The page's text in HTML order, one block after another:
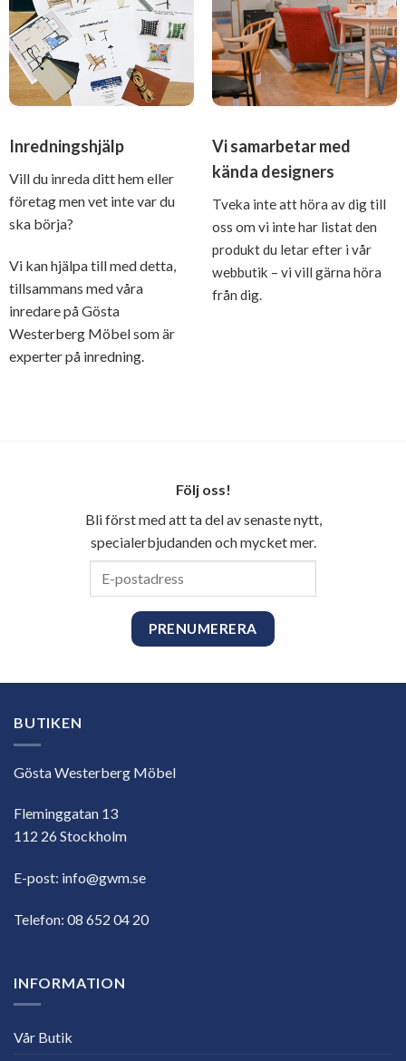
Inredningshjälp
Vill du inreda ditt hem eller
företag men vet inte var du
ska börja?
Vi kan hjälpa till med detta,
tillsammans med våra
inredare på Gösta
Westerberg Möbel som är
experter på inredning.
Vi samarbetar med
kända designers
Tveka inte att höra av dig till
oss om vi inte har listat den
produkt du letar efter i vår
webbutik – vi vill gärna höra
från dig.
Följ oss!
Bli först med att ta del av senaste nytt,
specialerbjudanden och mycket mer.
BUTIKEN
Gösta Westerberg Möbel
Fleminggatan 13
112 26 Stockholm
E-post: info@gwm.se
Telefon: 08 652 04 20
INFORMATION
Vår Butik